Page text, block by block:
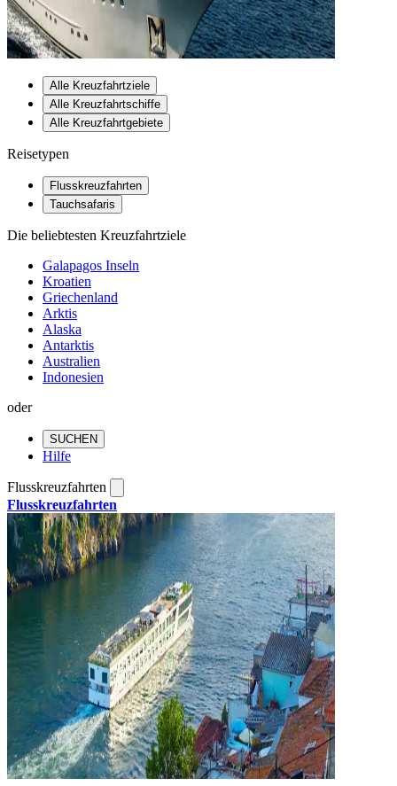
Alle Kreuzfahrtziele
Alle Kreuzfahrtschiffe
Alle Kreuzfahrtgebiete
Reisetypen
Flusskreuzfahrten
Tauchsafaris
Die beliebtesten Kreuzfahrtziele
Galapagos Inseln
Kroatien
Griechenland
Arktis
Alaska
Antarktis
Australien
Indonesien
oder
SUCHEN
Hilfe
Flusskreuzfahrten
Flusskreuzfahrten